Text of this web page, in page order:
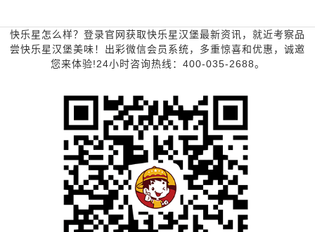
快乐星怎么样？登录官网获取快乐星汉堡最新资讯，就近考察品
尝快乐星汉堡美味！出彩微信会员系统，多重惊喜和优惠，诚邀
您来体验!24小时咨询热线：400-035-2688。